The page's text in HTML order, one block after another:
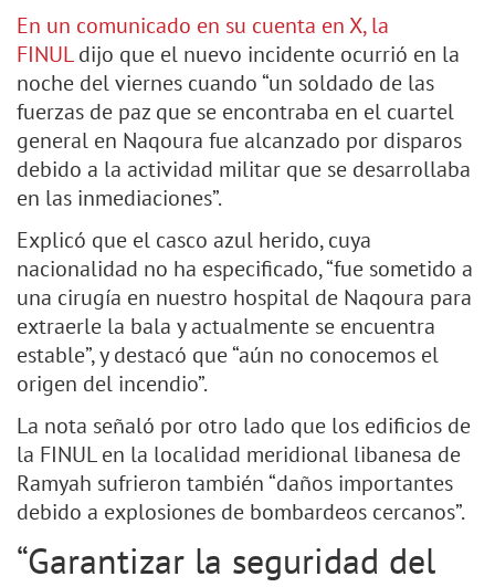
En un comunicado en su cuenta en X, la
FINULdijo que el nuevo incidente ocurrió en la
noche del viernes cuando “un soldado de las
fuerzas de paz que se encontraba en el cuartel
general en Naqoura fue alcanzado por disparos
debido a la actividad militar que se desarrollaba
en las inmediaciones”.
Explicó que el casco azul herido, cuya
nacionalidad no ha especificado, “fue sometido a
una cirugía en nuestro hospital de Naqoura para
extraerle la bala y actualmente se encuentra
estable”, y destacó que “aún no conocemos el
origen del incendio”.
La nota señaló por otro lado que los edificios de
la FINUL en la localidad meridional libanesa de
Ramyah sufrieron también “daños importantes
debido a explosiones de bombardeos cercanos”.
“Garantizar la seguridad del